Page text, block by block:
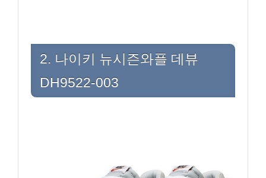
2. 나이키 뉴시즌와플 데뷰
DH9522-003